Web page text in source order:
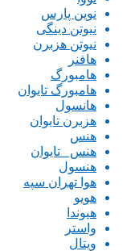
نوین پارس
نیوتن دینگی
نیوتن هزبرن
هافنر
هامبورگ
هامبورگ تایوان
هانسول
هزبرن تایوان
هنس
هنس _تایوان
هنسول
هوا تهران سپه
هویو
هیوندا
واستر
ویتال